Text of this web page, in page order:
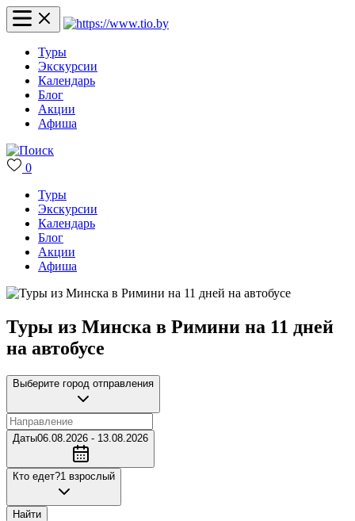
Туры
Экскурсии
Календарь
Блог
Акции
Афиша
0
Туры
Экскурсии
Календарь
Блог
Акции
Афиша
Туры из Минска в Римини на 11 дней
на автобусе
Выберите город отправления
Даты06.08.2026 - 13.08.2026
Кто едет?1 взрослый
Найти